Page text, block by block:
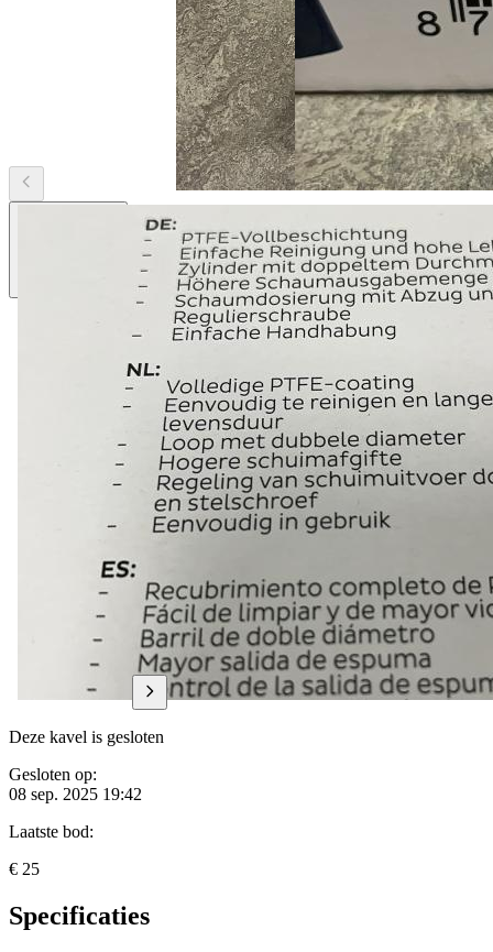
Deze kavel is gesloten
Gesloten op:
08 sep. 2025 19:42
Laatste bod:
€ 25
Specificaties